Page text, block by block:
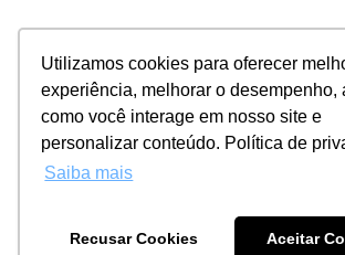
Utilizamos cookies para oferecer
experiência, melhorar o desempenho,
como você interage em nosso site e
personalizar conteúdo. Política de
Saiba mais
Recusar Cookies Aceitar